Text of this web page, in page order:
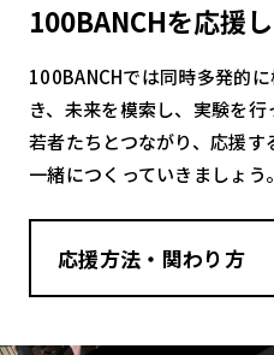
100BANCHを応援
100BANCHでは同時多発的
き、未来を模索し、実験を
若者たちとつながり、応援
一緒につくっていきましょう。
応援方法・関わり方